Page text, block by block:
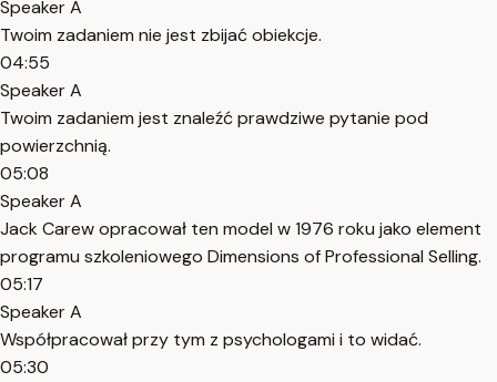
Speaker A
Twoim zadaniem nie jest zbijać obiekcje.
04:55
Speaker A
Twoim zadaniem jest znaleźć prawdziwe pytanie pod
powierzchnią.
05:08
Speaker A
Jack Carew opracował ten model w 1976 roku jako element
programu szkoleniowego Dimensions of Professional Selling.
05:17
Speaker A
Współpracował przy tym z psychologami i to widać.
05:30